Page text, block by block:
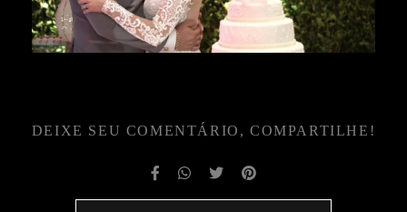
DEIXE SEU COMENTÁRIO, COMPARTILHE!